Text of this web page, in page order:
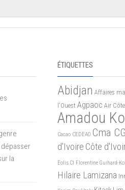
dépasser
la
ÉTIQUETTES
Abidjan Affaires
l'Ouest Agpaoc Air
Amadou
Cacao CEDEAO Cma
d'Ivoire Côte
Eolis CI Florentine Guihard-
Hilaire Lamizana